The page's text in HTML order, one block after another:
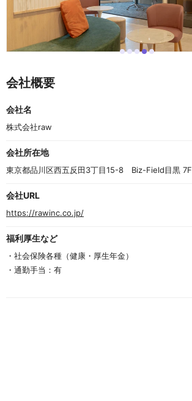
i i i i i
e
m
o
f
5
会社概要
会社名
株式会社raw
会社所在地
東京都品川区西五反田3丁目15-8　Biz-Field目黒 7F
会社URL
https://rawinc.co.jp/
福利厚生など
・社会保険各種（健康・厚生年金）
・通勤手当：有